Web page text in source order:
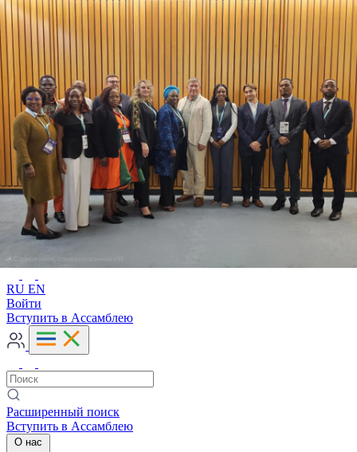
Расширенный поиск
RU EN
RU EN
Войти
Вступить в Ассамблею
Расширенный поиск
Вступить в Ассамблею
О нас